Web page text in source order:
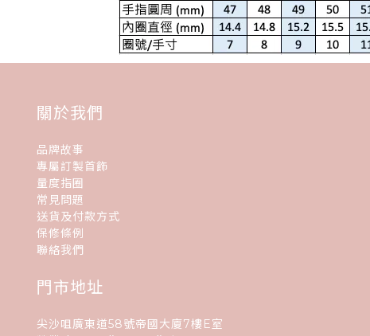
關於我們
品牌故事
專屬訂製首飾
量度指圈
常見問題
送貨及付款方式
保修條例
聯絡我們
門市地址
尖沙咀廣東道58號帝國大廈7樓E室